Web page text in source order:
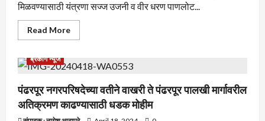
मिळवण्यासाठी यंत्रणा सज्ज उजनी व वीर धरण पाणलोट...
Read MoreRead
more
नदीकडेच्या
नागरिकांना
राहण्याच्या
सूचना
पंढरपूर
नगरपालिके
ब्रेकीग न्यूज
पंढरपूर नगरपरिषदेच्या वतीने वाखरी ते पंढरपूर पालखी मार्गावरील
अतिक्रमण काढण्यासाठी धडक मोहीम